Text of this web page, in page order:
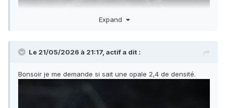
Expand
Le 21/05/2026 à 21:17, actifa dit :
Bonsoir je me demande si sait une opale 2,4 de densité.